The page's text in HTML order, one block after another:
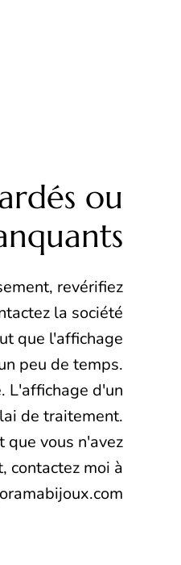
ou
revérifiez
la société
que l'affichage
peu de temps.
L'affichage d'un
de traitement.
que vous n'avez
contactez moi à